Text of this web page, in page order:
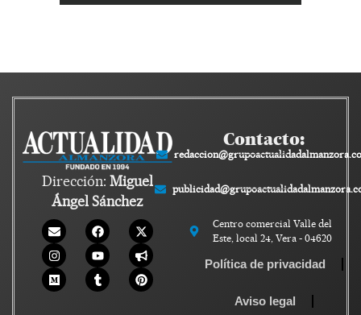
Dirección: Miguel
Ángel Sánchez
Contacto:
Centro comercial Valle del
Este, local 24, Vera - 04620
Política de privacidad
Aviso legal